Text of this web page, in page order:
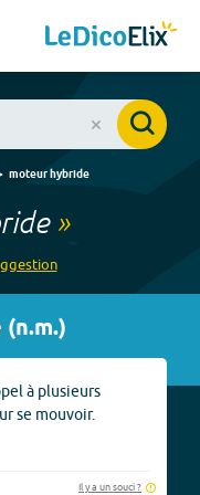
moteur hybride
»
(n.m.)
à plusieurs
se mouvoir.
Il y a un souci ?